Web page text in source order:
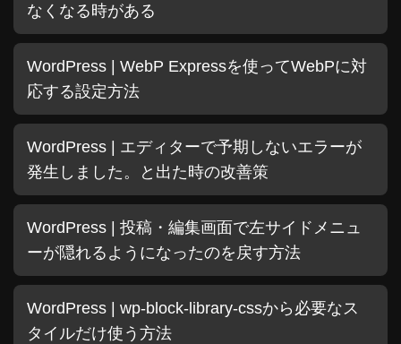
なくなる時がある
WordPress | WebP Expressを使ってWebPに対
応する設定方法
WordPress | エディターで予期しないエラーが
発生しました。と出た時の改善策
WordPress | 投稿・編集画面で左サイドメニュ
ーが隠れるようになったのを戻す方法
WordPress | wp-block-library-cssから必要なス
タイルだけ使う方法